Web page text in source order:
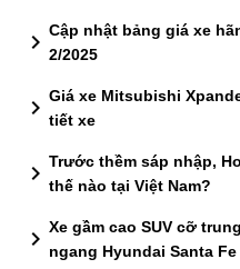
chevron_right Cập nhật bảng giá xe
2/2025
chevron_right Giá xe Mitsubishi
tiết xe
chevron_right Trước thềm sáp nhập,
thế nào tại Việt Nam?
chevron_right Xe gầm cao SUV cỡ
ngang Hyundai Santa Fe